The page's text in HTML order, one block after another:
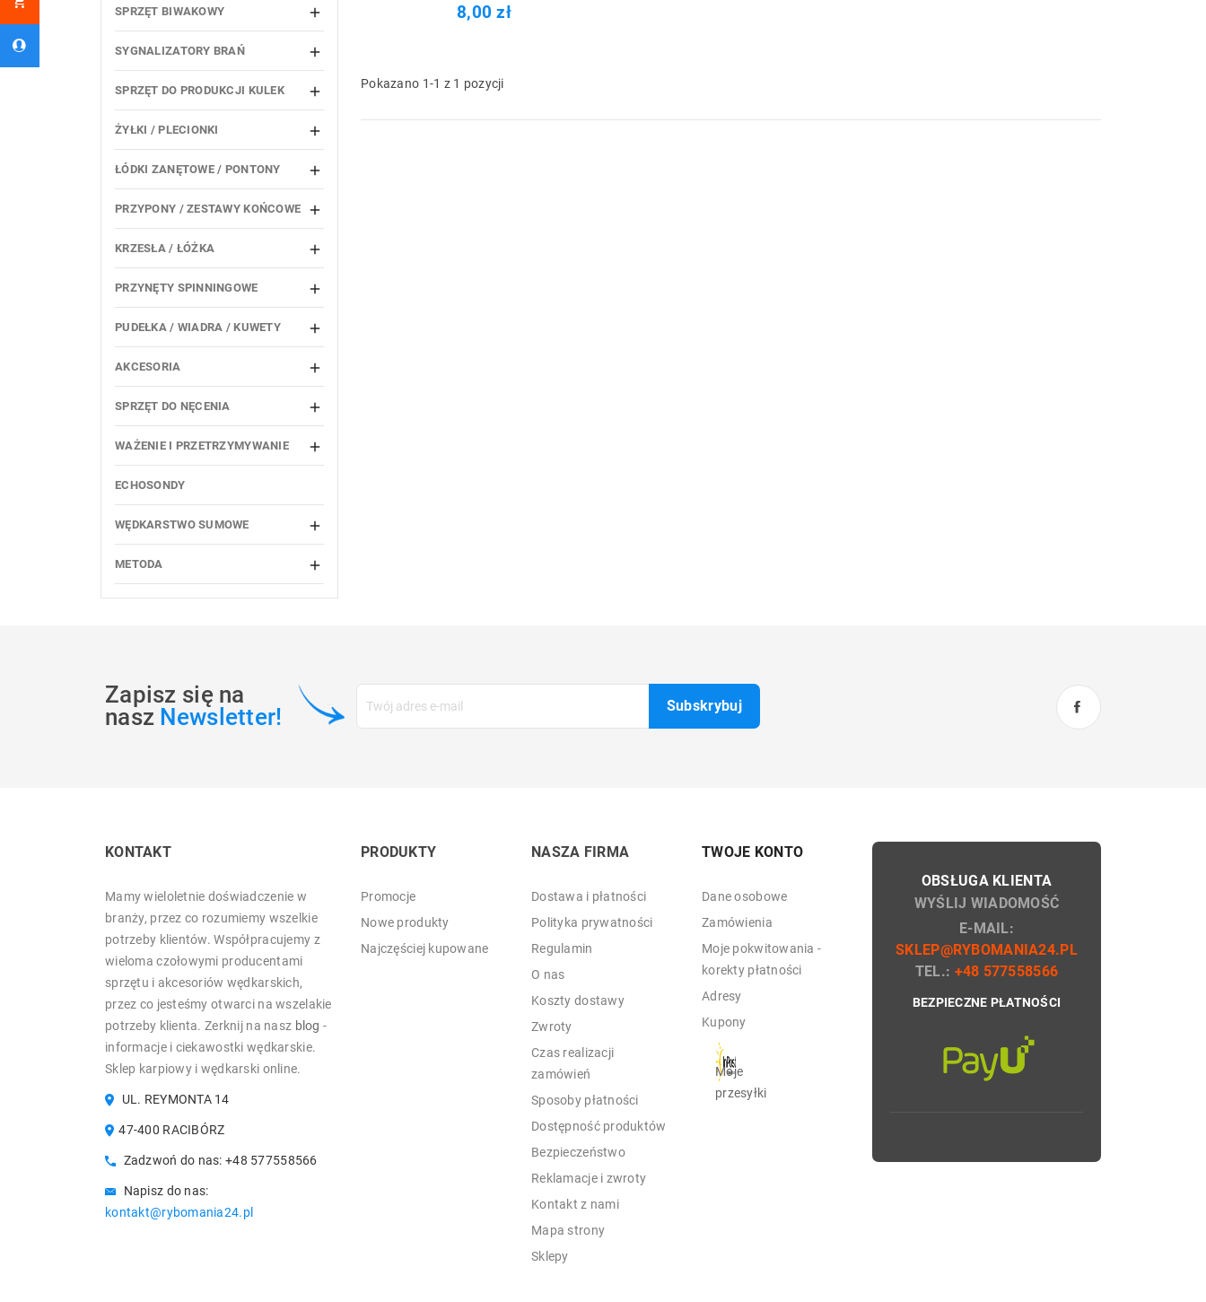
SPRZĘT BIWAKOWY 
SYGNALIZATORY BRAŃ 
SPRZĘT DO PRODUKCJI KULEK 
ŻYŁKI / PLECIONKI 
ŁÓDKI ZANĘTOWE / PONTONY 
PRZYPONY / ZESTAWY KOŃCOWE 
KRZESŁA / ŁÓŻKA 
PRZYNĘTY SPINNINGOWE 
PUDEŁKA / WIADRA / KUWETY 
AKCESORIA 
SPRZĘT DO NĘCENIA 
WAŻENIE I PRZETRZYMYWANIE 
ECHOSONDY
WĘDKARSTWO SUMOWE 
METODA 
8,00 zł
Pokazano 1-1 z 1 pozycji
Zapisz się na
nasz Newsletter!
KONTAKT
Mamy wieloletnie doświadczenie w
branży, przez co rozumiemy wszelkie
potrzeby klientów. Współpracujemy z
wieloma czołowymi producentami
sprzętu i akcesoriów wędkarskich,
przez co jesteśmy otwarci na wszelakie
potrzeby klienta. Zerknij na nasz blog -
informacje i ciekawostki wędkarskie.
Sklep karpiowy i wędkarski online.
UL. REYMONTA 14
47-400 RACIBÓRZ
Zadzwoń do nas:+48 577558566
Napisz do nas:
kontakt@rybomania24.pl
PRODUKTY
Promocje
Nowe produkty
Najczęściej kupowane
NASZA FIRMA
Dostawa i płatności
Polityka prywatności
Regulamin
O nas
Koszty dostawy
Zwroty
Czas realizacji
zamówień
Sposoby płatności
Dostępność produktów
Bezpieczeństwo
Reklamacje i zwroty
Kontakt z nami
Mapa strony
Sklepy
TWOJE KONTO
Dane osobowe
Zamówienia
Moje pokwitowania -
korekty płatności
Adresy
Kupony
Moje
przesyłki
OBSŁUGA KLIENTA
WYŚLIJ WIADOMOŚĆ
E-MAIL:
SKLEP@RYBOMANIA24.PL
TEL.: +48 577558566
BEZPIECZNE PŁATNOŚCI